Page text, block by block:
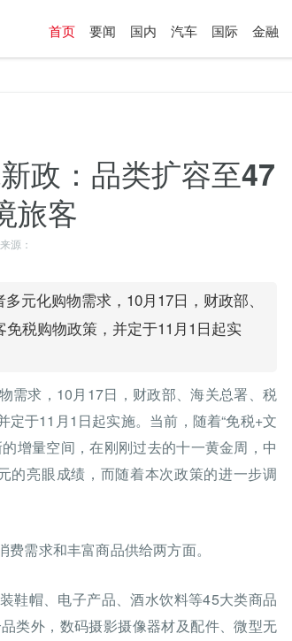
首页 要闻 国内 汽车 国际 金融
政：品类扩容至47
旅客
来源：
元化购物需求，10月17日，财政部、
税购物政策，并定于11月1日起实
需求，10月17日，财政部、海关总署、税
于11月1日起实施。当前，随着“免税+文
增量空间，在刚刚过去的十一黄金周，中
的亮眼成绩，而随着本次政策的进一步调
需求和丰富商品供给两方面。
鞋帽、电子产品、酒水饮料等45大类商品
类外，数码摄影摄像器材及配件、微型无